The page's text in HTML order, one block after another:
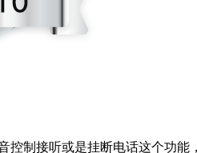
控制接听或是挂断电话这个功能